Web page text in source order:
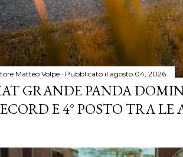
Matteo Volpe Pubblicato il agosto 04, 2026
GRANDE PANDA
E 4° POSTO TRA